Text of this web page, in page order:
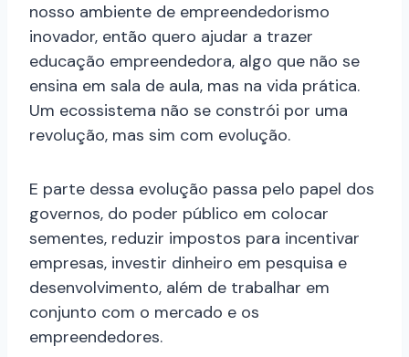
nosso ambiente de empreendedorismo
inovador, então quero ajudar a trazer
educação empreendedora, algo que não se
ensina em sala de aula, mas na vida prática.
Um ecossistema não se constrói por uma
revolução, mas sim com evolução.
E parte dessa evolução passa pelo papel dos
governos, do poder público em colocar
sementes, reduzir impostos para incentivar
empresas, investir dinheiro em pesquisa e
desenvolvimento, além de trabalhar em
conjunto com o mercado e os
empreendedores.